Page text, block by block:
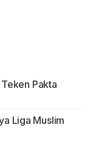
Pakta
Liga Muslim